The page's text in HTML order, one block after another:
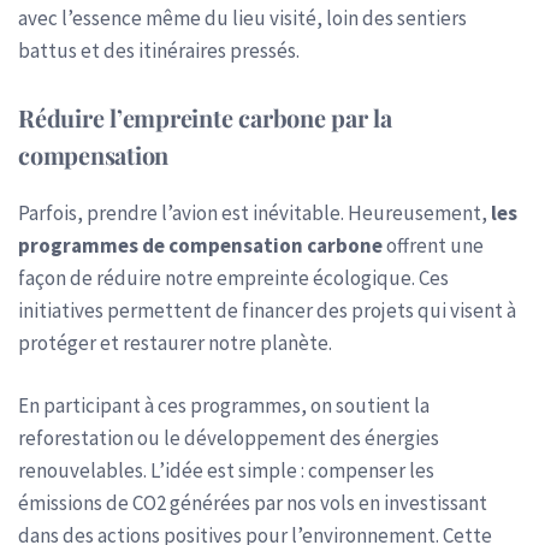
avec l’essence même du lieu visité, loin des sentiers
battus et des itinéraires pressés.
Réduire l’empreinte carbone par la
compensation
Parfois, prendre l’avion est inévitable. Heureusement, les
programmes de compensation carboneoffrent une
façon de réduire notre empreinte écologique. Ces
initiatives permettent de financer des projets qui visent à
protéger et restaurer notre planète.
En participant à ces programmes, on soutient la
reforestation ou le développement des énergies
renouvelables. L’idée est simple : compenser les
émissions de CO2 générées par nos vols en investissant
dans des actions positives pour l’environnement. Cette